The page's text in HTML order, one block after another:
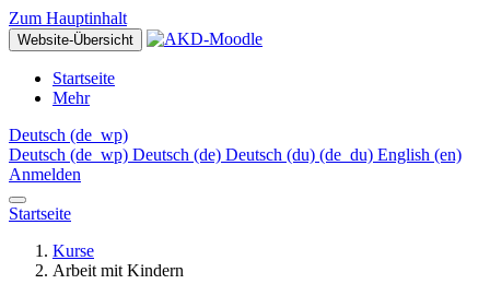
Zum Hauptinhalt
Website-Übersicht
Startseite
Mehr
Deutsch ‎(de_wp)‎
Deutsch ‎(de_wp)‎ Deutsch ‎(de)‎ Deutsch (du) ‎(de_du)‎ English ‎(en)‎
Anmelden
Startseite
Kurse
Arbeit mit Kindern